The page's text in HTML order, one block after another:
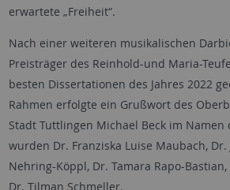
erwartete „Freiheit“.
Nach einer weiteren musikalischen
Preisträger des Reinhold-und Maria-
besten Dissertationen des Jahres 2022
Rahmen erfolgte ein Grußwort des
Stadt Tuttlingen Michael Beck im
wurden Dr. Franziska Luise Maubach, Dr.
Nehring-Köppl, Dr. Tamara Rapo-
Dr. Tilman Schmeller.